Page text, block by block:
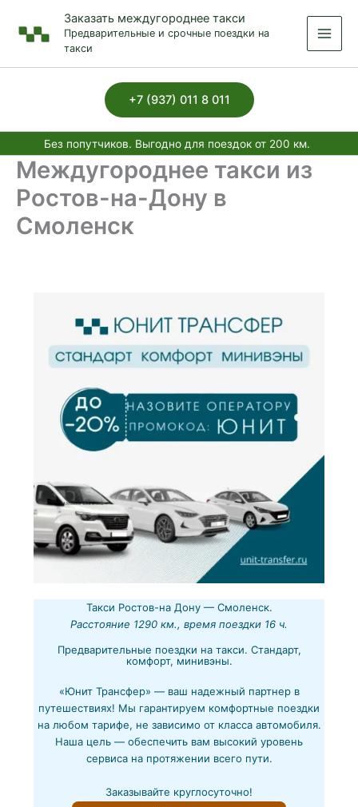
содержимому
Заказать междугороднее такси
Предварительные и срочные поездки на
такси
+7 (937) 011 8 011
Без попутчиков. Выгодно для поездок от 200 км.
Междугороднее такси из
Ростов-на-Дону в
Смоленск
Такси Ростов-на Дону — Смоленск.
Расстояние 1290 км., время поездки 16 ч.
Предварительные поездки на такси. Стандарт,
комфорт, минивэны.
«Юнит Трансфер» — ваш надежный партнер в
путешествиях! Мы гарантируем комфортные поездки
на любом тарифе, не зависимо от класса автомобиля.
Наша цель — обеспечить вам высокий уровень
сервиса на протяжении всего пути.
Заказывайте круглосуточно!